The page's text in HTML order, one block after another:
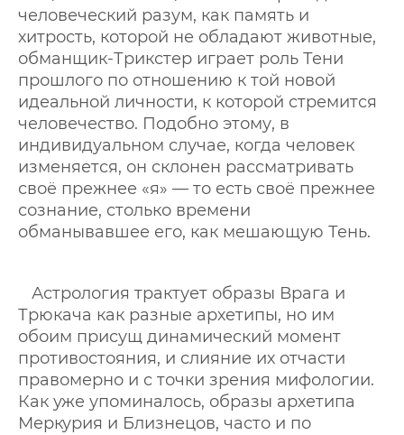
человеческий разум, как память и
хитрость, которой не обладают животные,
обманщик-Трикстер играет роль Тени
прошлого по отношению к той новой
идеальной личности, к которой стремится
человечество. Подобно этому, в
индивидуальном случае, когда человек
изменяется, он склонен рассматривать
своё прежнее «я» — то есть своё прежнее
сознание, столько времени
обманывавшее его, как мешающую Тень.
Астрология трактует образы Врага и
Трюкача как разные архетипы, но им
обоим присущ динамический момент
противостояния, и слияние их отчасти
правомерно и с точки зрения мифологии.
Как уже упоминалось, образы архетипа
Меркурия и Близнецов, часто и по